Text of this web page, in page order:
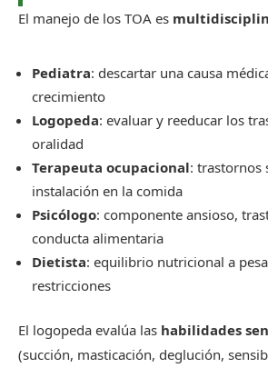
El manejo de los TOA es
Pediatra: descartar una causa
crecimiento
Logopeda: evaluar y reeducar los
oralidad
Terapeuta ocupacional: trastornos
instalación en la comida
Psicólogo: componente ansioso,
conducta alimentaria
Dietista: equilibrio nutricional a
restricciones
El logopeda evalúa las habilidades
(succión, masticación, deglución,